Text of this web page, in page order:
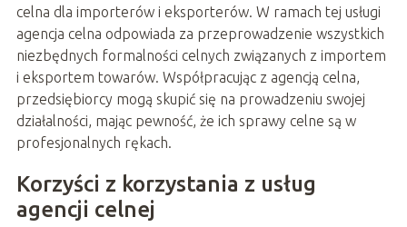
celna dla importerów i eksporterów. W ramach tej usługi
agencja celna odpowiada za przeprowadzenie wszystkich
niezbędnych formalności celnych związanych z importem
i eksportem towarów. Współpracując z agencją celna,
przedsiębiorcy mogą skupić się na prowadzeniu swojej
działalności, mając pewność, że ich sprawy celne są w
profesjonalnych rękach.
Korzyści z korzystania z usług
agencji celnej